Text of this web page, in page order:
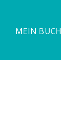
MEIN BUCH